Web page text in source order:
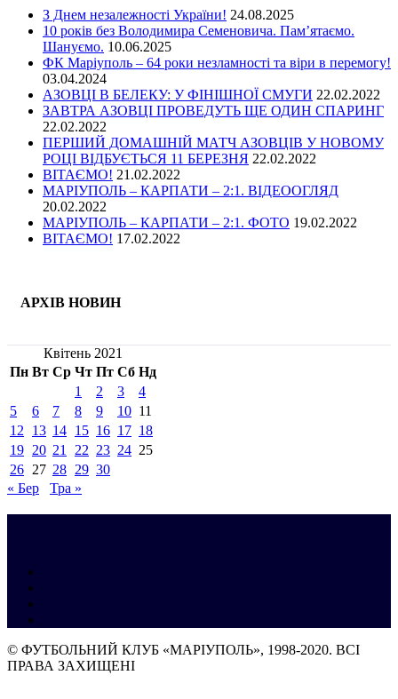
З Днем незалежності України! 24.08.2025
10 років без Володимира Семеновича. Пам’ятаємо.
Шануємо. 10.06.2025
ФК Маріуполь – 64 роки незламності та віри в перемогу!
03.04.2024
АЗОВЦІ В БЕЛЕКУ: У ФІНІШНОЇ СМУГИ 22.02.2022
ЗАВТРА АЗОВЦІ ПРОВЕДУТЬ ЩЕ ОДИН СПАРИНГ
22.02.2022
ПЕРШИЙ ДОМАШНІЙ МАТЧ АЗОВЦІВ У НОВОМУ
РОЦІ ВІДБУЄТЬСЯ 11 БЕРЕЗНЯ 22.02.2022
ВІТАЄМО! 21.02.2022
МАРІУПОЛЬ – КАРПАТИ – 2:1. ВІДЕООГЛЯД
20.02.2022
МАРІУПОЛЬ – КАРПАТИ – 2:1. ФОТО 19.02.2022
ВІТАЄМО! 17.02.2022
АРХІВ НОВИН
Квітень 2021
Пн Вт Ср Чт Пт Сб Нд
1
2 3
4
5
6 7 8 9 10 11
12
13 14 15 16 17 18
19 20 21 22 23 24 25
26 27 28 29 30
« Бер
Тра »
© ФУТБОЛЬНИЙ КЛУБ «МАРІУПОЛЬ», 1998-2020. ВСІ
ПРАВА ЗАХИЩЕНІ